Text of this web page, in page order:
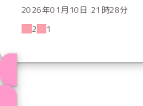
2026年01月10日 21時28分
2
1